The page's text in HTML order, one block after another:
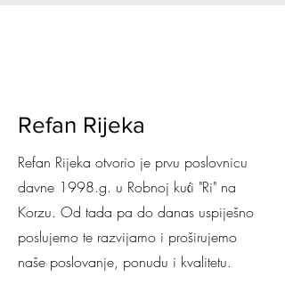
Refan Rijeka
Refan Rijeka otvorio je prvu poslovnicu
davne 1998.g. u Robnoj kući "Ri" na
Korzu. Od tada pa do danas uspiješno
poslujemo te razvijamo i proširujemo
naše poslovanje, ponudu i kvalitetu.